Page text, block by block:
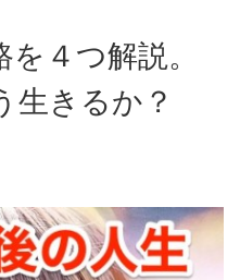
４つ解説。
生きるか？